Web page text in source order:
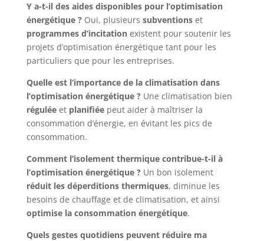
Y a-t-il des aides disponibles pour l’optimisation
énergétique ?Oui, plusieurs subventionset
programmes d’incitationexistent pour soutenir les
projets d’optimisation énergétique tant pour les
particuliers que pour les entreprises.
Quelle est l’importance de la climatisation dans
l’optimisation énergétique ?Une climatisation bien
réguléeet planifiéepeut aider à maîtriser la
consommation d’énergie, en évitant les pics de
consommation.
Comment l’isolement thermique contribue-t-il à
l’optimisation énergétique ?Un bon isolement
réduit les déperditions thermiques, diminue les
besoins de chauffage et de climatisation, et ainsi
optimise la consommation énergétique.
Quels gestes quotidiens peuvent réduire ma